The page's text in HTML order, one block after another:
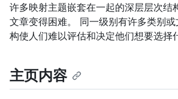
许多映射主题嵌套在一起的深层层次结
文章变得困难。 同一级别有许多类别
构使人们难以评估和决定他们想要选择
主页内容